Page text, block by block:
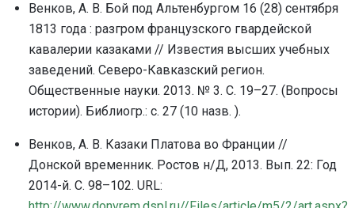
Венков, А. В. Бой под Альтенбургом 16 (28) сентября
1813 года : разгром французского гвардейской
кавалерии казаками // Известия высших учебных
заведений. Северо-Кавказский регион.
Общественные науки. 2013. № 3. С. 19–27. (Вопросы
истории). Библиогр.: с. 27 (10 назв. ).
Венков, А. В. Казаки Платова во Франции //
Донской временник. Ростов н/Д, 2013. Вып. 22: Год
2014-й. С. 98–102. URL: